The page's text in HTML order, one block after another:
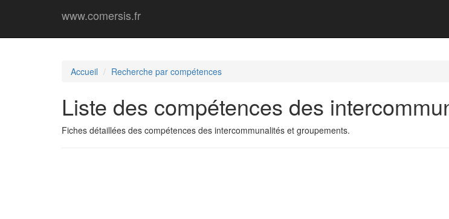
www.comersis.fr
Accueil Recherche par compétences
Liste des compétences des
Fiches détaillées des compétences des intercommunalités et groupements.